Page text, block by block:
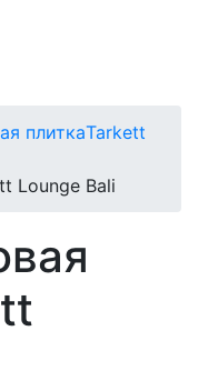
плиткаTarkett
Lounge Bali